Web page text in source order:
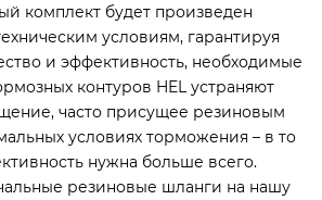
комплект будет произведен
условиям, гарантируя
и эффективность, необходимые
контуров HEL устраняют
часто присущее резиновым
условиях торможения – в то
нужна больше всего.
резиновые шланги на нашу